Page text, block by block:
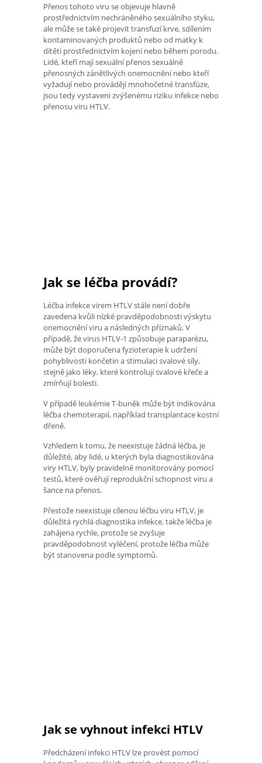
Přenos tohoto viru se objevuje hlavně
prostřednictvím nechráněného sexuálního styku,
ale může se také projevit transfuzí krve, sdílením
kontaminovaných produktů nebo od matky k
dítěti prostřednictvím kojení nebo během porodu.
Lidé, kteří mají sexuální přenos sexuálně
přenosných zánětlivých onemocnění nebo kteří
vyžadují nebo provádějí mnohočetné transfúze,
jsou tedy vystaveni zvýšenému riziku infekce nebo
přenosu viru HTLV.
Jak se léčba provádí?
Léčba infekce virem HTLV stále není dobře
zavedena kvůli nízké pravděpodobnosti výskytu
onemocnění viru a následných příznaků. V
případě, že virus HTLV-1 způsobuje paraparézu,
může být doporučena fyzioterapie k udržení
pohyblivosti končetin a stimulaci svalové síly,
stejně jako léky, které kontrolují svalové křeče a
zmírňují bolesti.
V případě leukémie T-buněk může být indikována
léčba chemoterapií, například transplantace kostní
dřeně.
Vzhledem k tomu, že neexistuje žádná léčba, je
důležité, aby lidé, u kterých byla diagnostikována
viry HTLV, byly pravidelně monitorovány pomocí
testů, které ověřují reprodukční schopnost viru a
šance na přenos.
Přestože neexistuje cílenou léčbu viru HTLV, je
důležitá rychlá diagnostika infekce, takže léčba je
zahájena rychle, protože se zvyšuje
pravděpodobnost vyléčení, protože léčba může
být stanovena podle symptomů.
Jak se vyhnout infekci HTLV
Předcházení infekci HTLV lze provést pomocí